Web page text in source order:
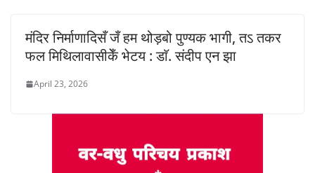
मंदिर निर्माणादिसँ जँ हम थोड़बो पुण्यक भागी, तऽ तकर
फल मिथिलावासीकेँ भेटय : डाॅ. संदीप एन झा
April 23, 2026